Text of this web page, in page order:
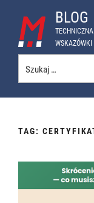
BLOG
WSKAZÓWKI
TAG: